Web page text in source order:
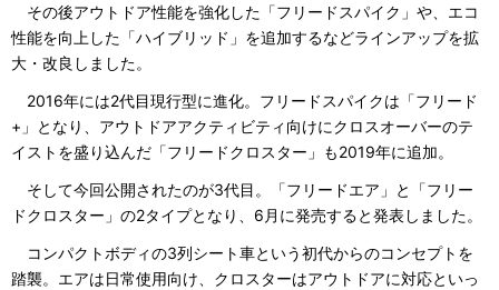
その後アウトドア性能を強化した「フリードスパイク」や、エコ
性能を向上した「ハイブリッド」を追加するなどラインアップを拡
大・改良しました。
2016年には2代目現行型に進化。フリードスパイクは「フリード
+」となり、アウトドアアクティビティ向けにクロスオーバーのテ
イストを盛り込んだ「フリードクロスター」も2019年に追加。
そして今回公開されたのが3代目。「フリードエア」と「フリー
ドクロスター」の2タイプとなり、6月に発売すると発表しました。
コンパクトボディの3列シート車という初代からのコンセプトを
踏襲。エアは日常使用向け、クロスターはアウトドアに対応といっ